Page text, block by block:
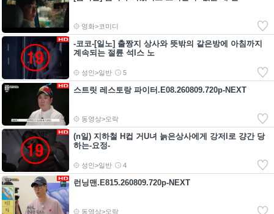
영화>코미디
-코코-[일노] 출짱지 상사와 뜻밖의 같은방에 아침까지
계속되는 절륜 석l스 노
성인>일반 5
스트릿 레스토랑 파이터.E08.260809.720p-NEXT
동영상>오락
(n일) 지하철 H컵 거U녀 늙은상사에게 강저l로 걍간 당
하는-요정-
성인>일반 4
런닝맨.E815.260809.720p-NEXT
동영상>오락